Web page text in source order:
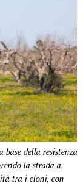
della resistenza
la strada a
tra i cloni, con